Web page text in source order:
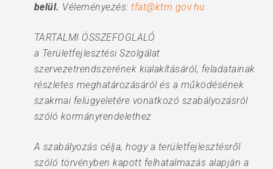
belül. Véleményezés:tfat@ktm.gov.hu
TARTALMI ÖSSZEFOGLALÓ
a Területfejlesztési Szolgálat
szervezetrendszerének kialakításáról, feladatainak
részletes meghatározásáról és a működésének
szakmai felügyeletére vonatkozó szabályozásról
szóló kormányrendelethez
A szabályozás célja, hogy a területfejlesztésről
szóló törvényben kapott felhatalmazás alapján a